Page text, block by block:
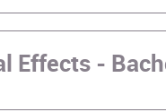
Effects -